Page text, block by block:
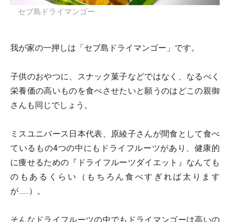
セブ島ドライマンゴー
我が家の一押しは「セブ島ドライマンゴー」です。
子供のおやつに、スナック菓子などではなく、なるべく
栄養価の高いものを食べさせたいと願うのはどこの親御
さんも同じでしょう。
ミスユニバース日本代表、原綾子さんが間食として食べ
ているもの4つの中にもドライフルーツがあり、健康的
に痩せるための『ドライフルーツダイエット』なんても
のもあるくらい（もちろん食べすぎれば太ります
が……）。
そんなドライフルーツの中でもドライマンゴーは高いの